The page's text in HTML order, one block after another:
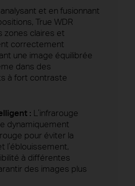
et en fusionnant
True WDR
zones claires et
correctement
une image équilibrée
dans des
à fort contraste
: L’infrarouge
dynamiquement
pour éviter la
l’éblouissement,
à différentes
des images plus